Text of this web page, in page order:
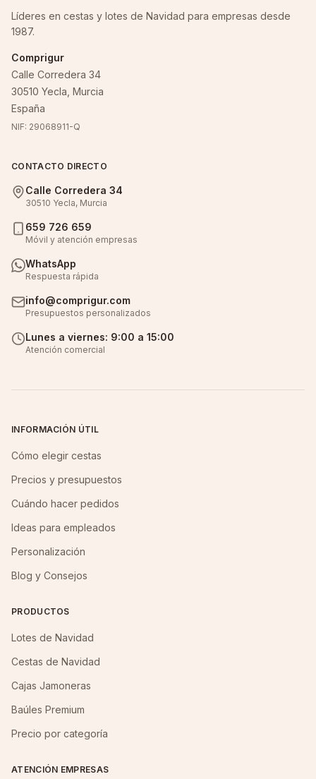
Líderes en cestas y lotes de Navidad para empresas desde
1987.
Comprigur
Calle Corredera 34
30510 Yecla, Murcia
España
NIF: 29068911-Q
CONTACTO DIRECTO
Calle Corredera 34
30510 Yecla, Murcia
659 726 659
Móvil y atención empresas
WhatsApp
Respuesta rápida
info@comprigur.com
Presupuestos personalizados
Lunes a viernes: 9:00 a 15:00
Atención comercial
INFORMACIÓN ÚTIL
Cómo elegir cestas
Precios y presupuestos
Cuándo hacer pedidos
Ideas para empleados
Personalización
Blog y Consejos
PRODUCTOS
Lotes de Navidad
Cestas de Navidad
Cajas Jamoneras
Baúles Premium
Precio por categoría
ATENCIÓN EMPRESAS